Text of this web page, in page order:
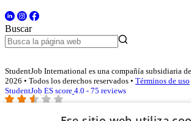
Buscar
StudentJob International es una compañía subsidiaria
2026 • Todos los derechos reservados • Términos de uso
StudentJob ES score 4.0 - 75 reviews